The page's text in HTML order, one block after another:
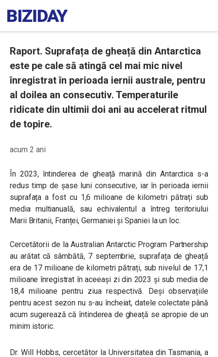
Raport. Suprafața de gheață din Antarctica
este pe cale să atingă cel mai mic nivel
înregistrat în perioada iernii australe, pentru
al doilea an consecutiv. Temperaturile
ridicate din ultimii doi ani au accelerat ritmul
de topire.
acum 2 ani
În 2023, întinderea de gheață marină din Antarctica s-a
redus timp de șase luni consecutive, iar în perioada iernii
suprafața a fost cu 1,6 milioane de kilometri pătrați sub
media multianuală, sau echivalentul a întreg teritoriului
Marii Britanii, Franței, Germaniei și Spaniei la un loc.
Cercetătorii de la Australian Antarctic Program Partnership
au arătat că sâmbătă, 7 septembrie, suprafața de gheață
era de 17 milioane de kilometri pătrați, sub nivelul de 17,1
milioane înregistrat în aceeași zi din 2023 și sub media de
18,4 milioane pentru ziua respectivă. Deși observațiile
pentru acest sezon nu s-au încheiat, datele colectate până
acum sugerează că întinderea de gheață se apropie de un
minim istoric.
Dr. Will Hobbs, cercetător la Universitatea din Tasmania, a